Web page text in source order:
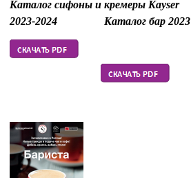
Каталог сифоны и кремеры Kayser
2023-2024
Каталог бар 2023